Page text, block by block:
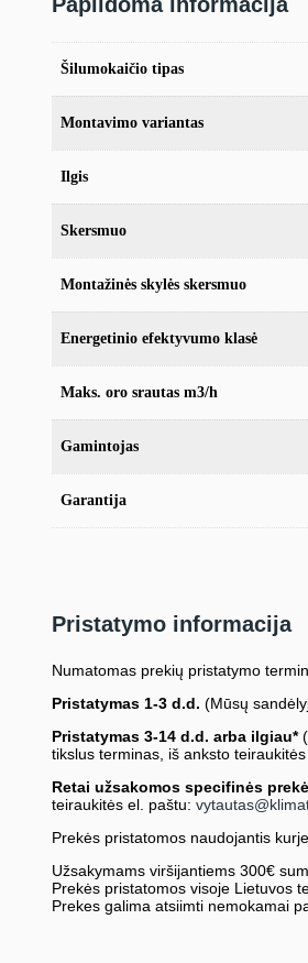
Šilumokaičio tipas
Montavimo variantas
Ilgis
Skersmuo
Montažinės skylės skersmuo
Energetinio efektyvumo klasė
Maks. oro srautas m3/h
Gamintojas
Garantija
Pristatymo informacija
Numatomas prekių pristatymo
Pristatymas 1-3 d.d. (Mūsų
Pristatymas 3-14 d.d. arba ilgiau*
tikslus terminas, iš anksto
Retai užsakomos specifinės prekė
teiraukitės el. paštu:
Prekės pristatomos naudojantis
Užsakymams viršijantiems 300€
Prekės pristatomos visoje Lietuvos
Prekes galima atsiimti nemokamai